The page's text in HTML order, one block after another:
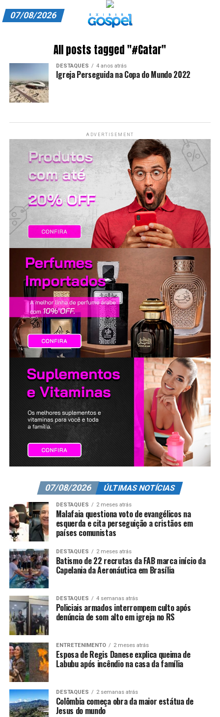
ASSINE
CARRINHO
EDITORIAL
EXPEDIENTE
FINALIZAR COMPRA
HOME
LANÇAMENTOS
07/08/2026
All posts tagged "#Catar"
DESTAQUES 4 anos atrás
Igreja Perseguida na Copa do Mundo 2022
ADVERTISEMENT
07/08/2026 ÚLTIMAS NOTÍCIAS
DESTAQUES 2 meses atrás
Malafaia questiona voto de evangélicos na
esquerda e cita perseguição a cristãos em
países comunistas
DESTAQUES 2 meses atrás
Batismo de 22 recrutas da FAB marca início da
Capelania da Aeronáutica em Brasília
DESTAQUES 4 semanas atrás
Policiais armados interrompem culto após
denúncia de som alto em igreja no RS
ENTRETENIMENTO 2 meses atrás
Esposa de Regis Danese explica queima de
Labubu após incêndio na casa da família
DESTAQUES 2 semanas atrás
Colômbia começa obra da maior estátua de
Jesus do mundo